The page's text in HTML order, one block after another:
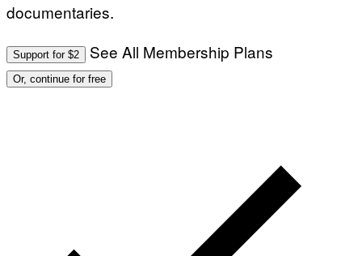
documentaries.
Support for $2 See All Membership Plans
Or, continue for free